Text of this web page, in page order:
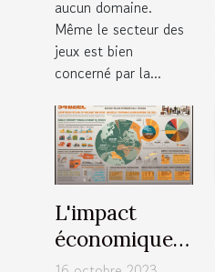
aucun domaine.
Même le secteur des
jeux est bien
concerné par la...
L'impact
économique
de la